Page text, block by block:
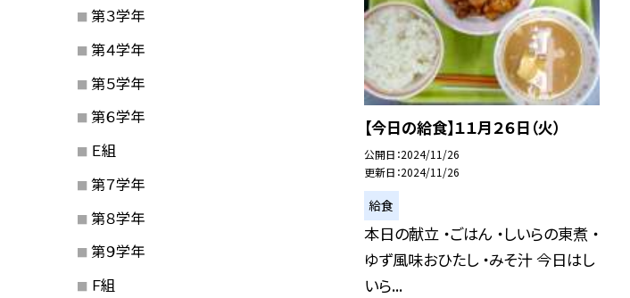
【今日の給食】１１月２６日（火）
公開日 2024/11/26
更新日 2024/11/26
給食
本日の献立 ・ごはん ・しいらの東煮 ・
ゆず風味おひたし ・みそ汁 今日はし
いら...
第３学年
第４学年
第５学年
第６学年
Ｅ組
第７学年
第８学年
第９学年
Ｆ組